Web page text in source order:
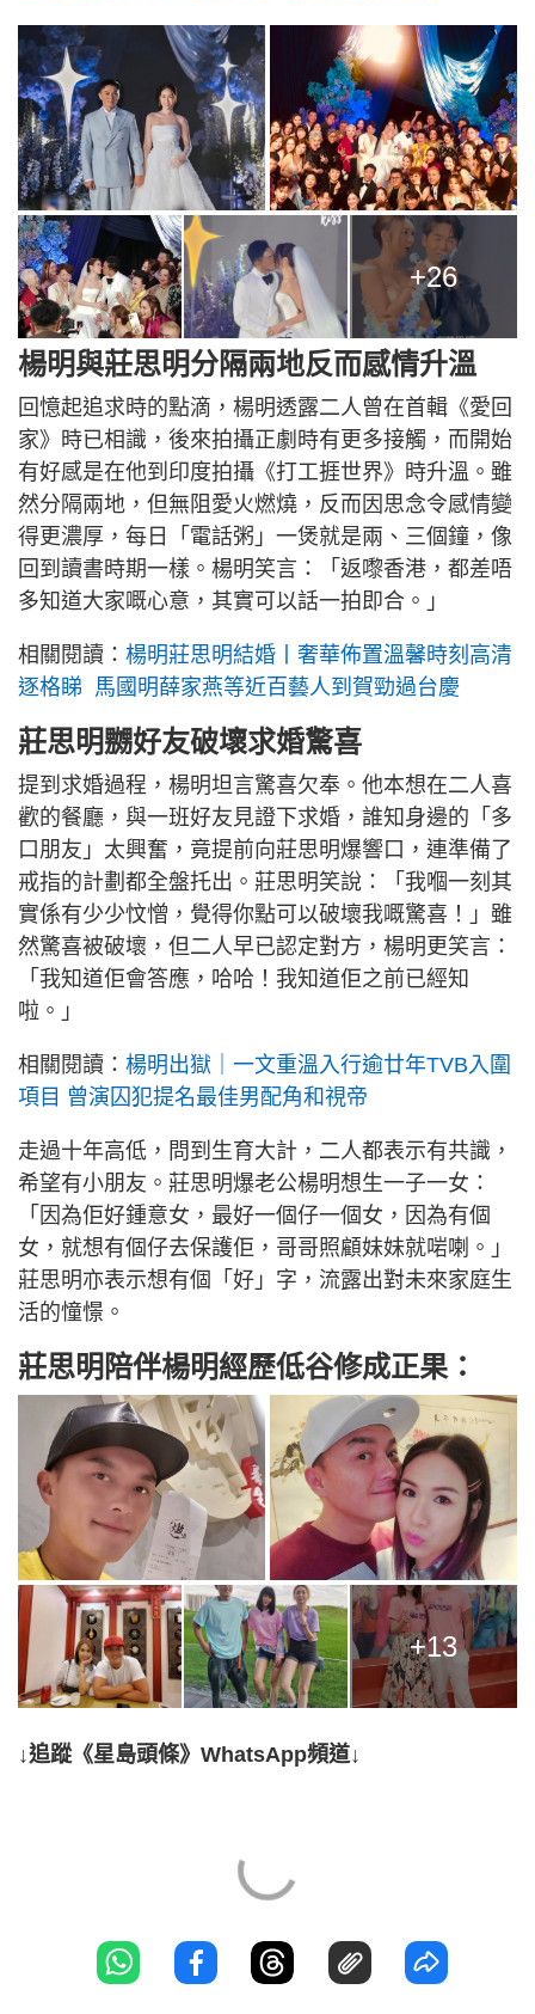
+26
楊明與莊思明分隔兩地反而感情升溫
回憶起追求時的點滴，楊明透露二人曾在首輯《愛回
家》時已相識，後來拍攝正劇時有更多接觸，而開始
有好感是在他到印度拍攝《打工捱世界》時升溫。雖
然分隔兩地，但無阻愛火燃燒，反而因思念令感情變
得更濃厚，每日「電話粥」一煲就是兩、三個鐘，像
回到讀書時期一樣。楊明笑言：「返嚟香港，都差唔
多知道大家嘅心意，其實可以話一拍即合。」
相關閱讀： 楊明莊思明結婚丨奢華佈置溫馨時刻高清
逐格睇 馬國明薛家燕等近百藝人到賀勁過台慶
莊思明嬲好友破壞求婚驚喜
提到求婚過程，楊明坦言驚喜欠奉。他本想在二人喜
歡的餐廳，與一班好友見證下求婚，誰知身邊的「多
口朋友」太興奮，竟提前向莊思明爆響口，連準備了
戒指的計劃都全盤托出。莊思明笑說：「我嗰一刻其
實係有少少忟憎，覺得你點可以破壞我嘅驚喜！」雖
然驚喜被破壞，但二人早已認定對方，楊明更笑言：
「我知道佢會答應，哈哈！我知道佢之前已經知
啦。」
相關閱讀： 楊明出獄｜一文重溫入行逾廿年TVB入圍
項目 曾演囚犯提名最佳男配角和視帝
走過十年高低，問到生育大計，二人都表示有共識，
希望有小朋友。莊思明爆老公楊明想生一子一女：
「因為佢好鍾意女，最好一個仔一個女，因為有個
女，就想有個仔去保護佢，哥哥照顧妹妹就啱喇。」
莊思明亦表示想有個「好」字，流露出對未來家庭生
活的憧憬。
莊思明陪伴楊明經歷低谷修成正果：
+13
↓追蹤《星島頭條》WhatsApp頻道↓